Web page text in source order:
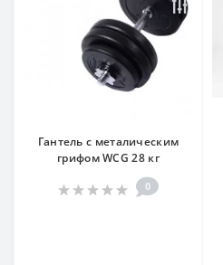
Гантель с металическим
грифом WCG 28 кг
0